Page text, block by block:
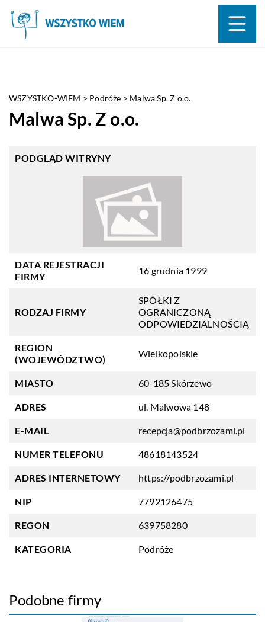
WSZYSTKO-WIEM > Podróże > Malwa Sp. Z o.o.
Malwa Sp. Z o.o.
PODGLĄD WITRYNY
DATA REJESTRACJI
FIRMY
16 grudnia 1999
RODZAJ FIRMY
SPÓŁKI Z
OGRANICZONĄ
ODPOWIEDZIALNOŚCIĄ
REGION
(WOJEWÓDZTWO)
Wielkopolskie
MIASTO 60-185 Skórzewo
ADRES ul. Malwowa 148
E-MAIL recepcja@podbrzozami.pl
NUMER TELEFONU 48618143524
ADRES INTERNETOWY https://podbrzozami.pl
NIP 7792126475
REGON 639758280
KATEGORIA Podróże
Podobne firmy